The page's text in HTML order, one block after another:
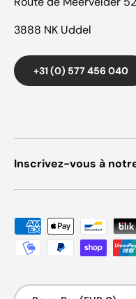
3888 NK Uddel
+31 (0) 577 456 040
Inscrivez-vous à
Moyens de paiement
Pays/Région